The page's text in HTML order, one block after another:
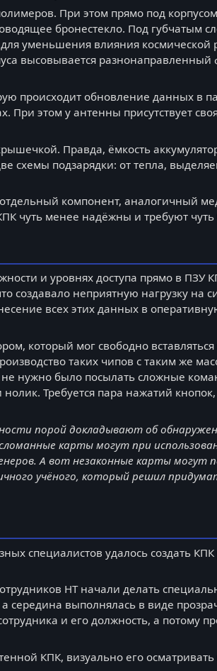
При этом прямо под
бронестекло. Под губчатым
уменьшения влияния космической
высовывается
происходит обновление данных в
этом у антенны присутствует
Правда, ёмкость
схемы подзарядки: от тепла,
компонент, аналогичный
чуть менее надёжны и требуют
и уровнях доступа прямо в ПЗУ
создавало неприятную нагрузку на
всех этих данных в
который мог свободно
таких чипов с таким же
нужно было посылать сложные
Требуется пара нажатий
порой докладывают об
карты могут при
А вот незаконные карты могут
учёного, который решил
специалистов удалось создать
НТ начали делать
выполнялась в виде
и его должность, а потому
КПК, визуально его